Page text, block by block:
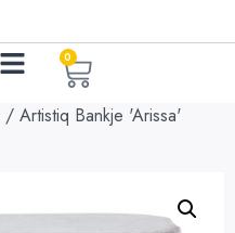
0
/ Artistiq Bankje 'Arissa'